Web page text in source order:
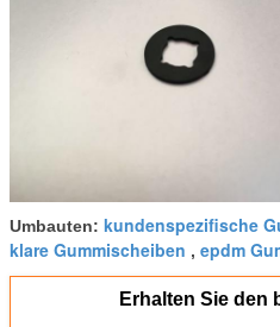
Umbauten: kundenspezifische
klare Gummischeiben , epdm
Erhalten Sie den